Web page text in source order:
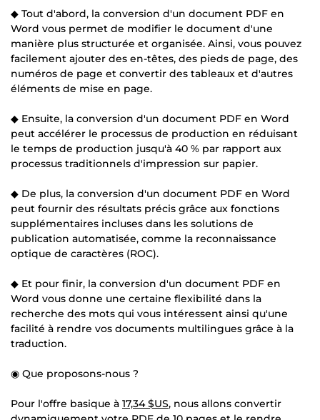
◆ Tout d'abord, la conversion d'un document PDF en
Word vous permet de modifier le document d'une
manière plus structurée et organisée. Ainsi, vous pouvez
facilement ajouter des en-têtes, des pieds de page, des
numéros de page et convertir des tableaux et d'autres
éléments de mise en page.
◆ Ensuite, la conversion d'un document PDF en Word
peut accélérer le processus de production en réduisant
le temps de production jusqu'à 40 % par rapport aux
processus traditionnels d'impression sur papier.
◆ De plus, la conversion d'un document PDF en Word
peut fournir des résultats précis grâce aux fonctions
supplémentaires incluses dans les solutions de
publication automatisée, comme la reconnaissance
optique de caractères (ROC).
◆ Et pour finir, la conversion d'un document PDF en
Word vous donne une certaine flexibilité dans la
recherche des mots qui vous intéressent ainsi qu'une
facilité à rendre vos documents multilingues grâce à la
traduction.
◉ Que proposons-nous ?
Pour l'offre basique à 17,34 $US, nous allons convertir